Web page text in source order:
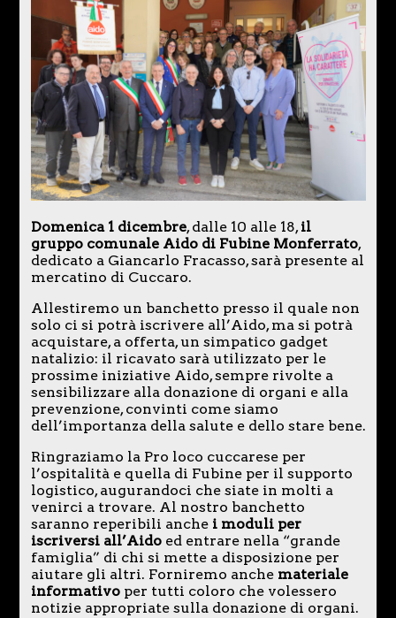
Domenica 1 dicembre, dalle 10 alle 18,il
gruppo comunale Aido di Fubine Monferrato,
dedicato a Giancarlo Fracasso, sarà presente al
mercatino di Cuccaro.
Allestiremo un banchetto presso il quale non
solo ci si potrà iscrivere all’Aido, ma si potrà
acquistare, a offerta, un simpatico gadget
natalizio: il ricavato sarà utilizzato per le
prossime iniziative Aido, sempre rivolte a
sensibilizzare alla donazione di organi e alla
prevenzione, convinti come siamo
dell’importanza della salute e dello stare bene.
Ringraziamo la Pro loco cuccarese per
l’ospitalità e quella di Fubine per il supporto
logistico, augurandoci che siate in molti a
venirci a trovare. Al nostro banchetto
saranno reperibili anchei moduli per
iscriversi all’Aidoed entrare nella “grande
famiglia” di chi si mette a disposizione per
aiutare gli altri. Forniremo anche materiale
informativoper tutti coloro che volessero
notizie appropriate sulla donazione di organi.